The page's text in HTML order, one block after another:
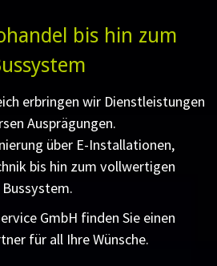
bis hin zum
erbringen wir Dienstleistungen
Ausprägungen.
über E-Installationen,
bis hin zum vollwertigen
Bussystem.
GmbH finden Sie einen
für all Ihre Wünsche.